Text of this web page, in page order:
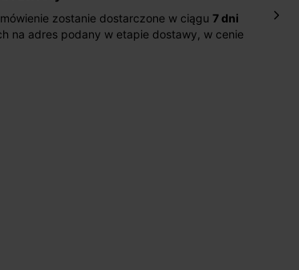
zostanie dostarczone w ciągu 7 dni
na adres podany w etapie dostawy, w cenie